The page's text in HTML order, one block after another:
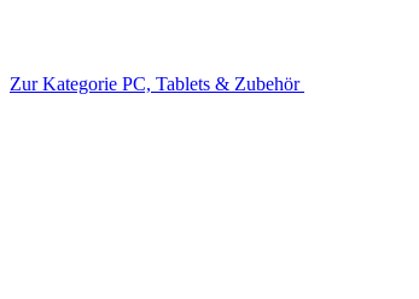
Zur Kategorie PC, Tablets & Zubehör